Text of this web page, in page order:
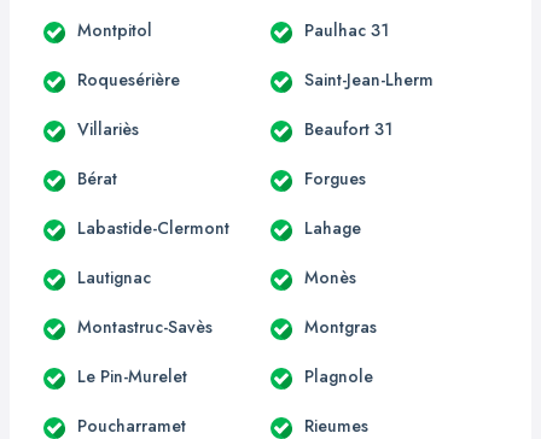
Montpitol Paulhac 31
Roquesérière Saint-Jean-Lherm
Villariès Beaufort 31
Bérat Forgues
Labastide-Clermont Lahage
Lautignac Monès
Montastruc-Savès Montgras
Le Pin-Murelet Plagnole
Poucharramet Rieumes